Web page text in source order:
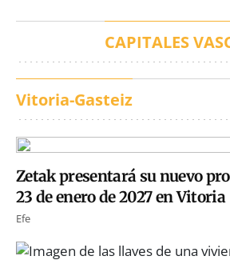
CAPITALES
Vitoria-Gasteiz
Zetak presentará su nuevo
23 de enero de 2027 en Vitoria
Efe